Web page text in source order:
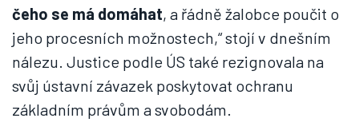
čeho se má domáhat, a řádně žalobce poučit o
jeho procesních možnostech,“ stojí v dnešním
nálezu. Justice podle ÚS také rezignovala na
svůj ústavní závazek poskytovat ochranu
základním právům a svobodám.